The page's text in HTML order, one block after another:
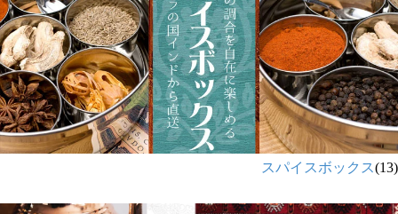
スパイスボックス(13)